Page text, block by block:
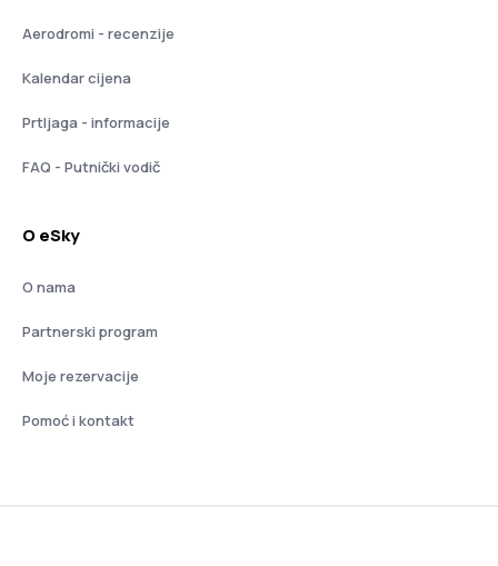
Aerodromi - recenzije
Kalendar cijena
Prtljaga - informacije
FAQ - Putnički vodič
O eSky
O nama
Partnerski program
Moje rezervacije
Pomoć i kontakt